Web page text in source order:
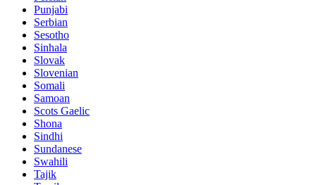
Punjabi
Serbian
Sesotho
Sinhala
Slovak
Slovenian
Somali
Samoan
Scots Gaelic
Shona
Sindhi
Sundanese
Swahili
Tajik